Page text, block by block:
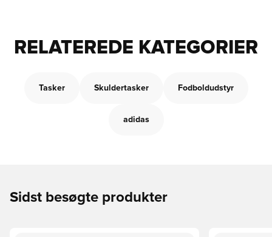
RELATEREDE KATEGORIER
Tasker Skuldertasker Fodboldudstyr
adidas
Sidst besøgte produkter